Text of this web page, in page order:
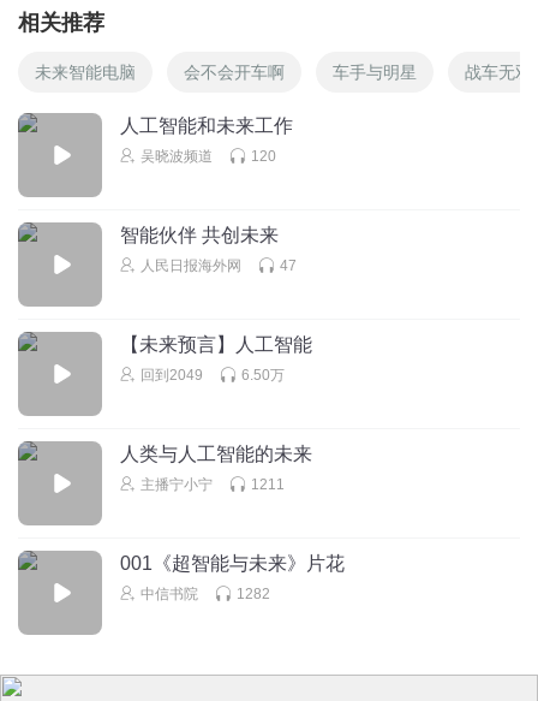
相关推荐
未来智能电脑 会不会开车啊 车手与明星 战车无双
人工智能和未来工作
吴晓波频道 120
智能伙伴 共创未来
人民日报海外网 47
【未来预言】人工智能
回到2049 6.50万
人类与人工智能的未来
主播宁小宁 1211
001《超智能与未来》片花
中信书院 1282